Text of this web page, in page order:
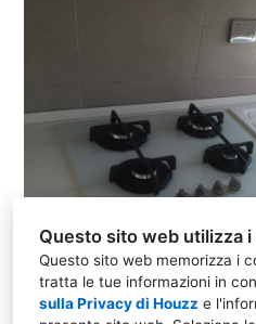
Questo sito web utilizza i
Questo sito web memorizza i
tratta le tue informazioni in
sulla Privacy di Houzz e l'